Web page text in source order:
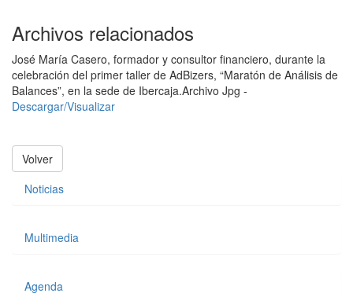
Archivos relacionados
José María Casero, formador y consultor financiero, durante la
celebración del primer taller de AdBizers, “Maratón de Análisis de
Balances”, en la sede de Ibercaja.Archivo Jpg -
Descargar/Visualizar
Volver
Noticias
Multimedia
Agenda